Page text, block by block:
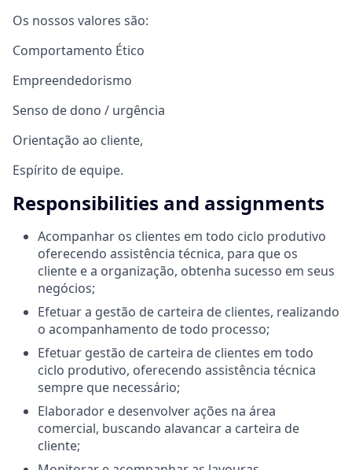
Os nossos valores são:
Comportamento Ético
Empreendedorismo
Senso de dono / urgência
Orientação ao cliente,
Espírito de equipe.
Responsibilities and assignments
Acompanhar os clientes em todo ciclo produtivo
oferecendo assistência técnica, para que os
cliente e a organização, obtenha sucesso em seus
negócios;
Efetuar a gestão de carteira de clientes, realizando
o acompanhamento de todo processo;
Efetuar gestão de carteira de clientes em todo
ciclo produtivo, oferecendo assistência técnica
sempre que necessário;
Elaborador e desenvolver ações na área
comercial, buscando alavancar a carteira de
cliente;